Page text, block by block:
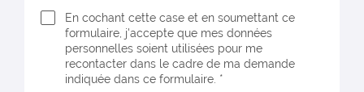
En cochant cette case et en soumettant ce
formulaire, j'accepte que mes données
personnelles soient utilisées pour me
recontacter dans le cadre de ma demande
indiquée dans ce formulaire. *